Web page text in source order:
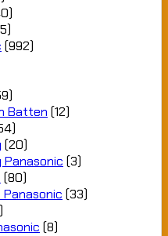
(992)
Batten (12)
(20)
Panasonic (3)
(80)
(33)
(8)